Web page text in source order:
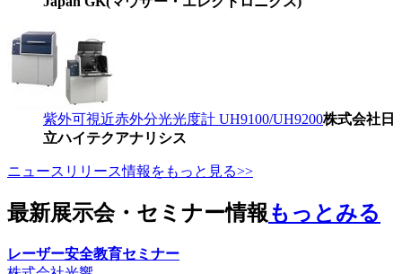
紫外可視近赤外分光光度計 UH9100/UH9200株式会社日
立ハイテクアナリシス
ニュースリリース情報をもっと見る>>
最新展示会・セミナー情報もっとみる
レーザー安全教育セミナー